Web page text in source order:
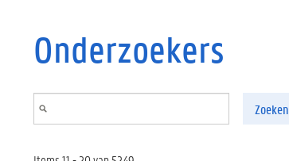
Onderzoekers
Zoeken